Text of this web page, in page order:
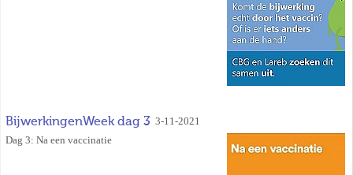
BijwerkingenWeek dag 3 3-11-2021
Dag 3: Na een vaccinatie